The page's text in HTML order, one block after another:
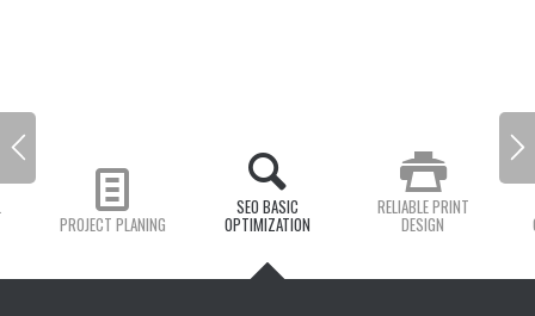
PROJECT PLANING
SEO BASIC
OPTIMIZATION
RELIABLE PRINT
DESIGN